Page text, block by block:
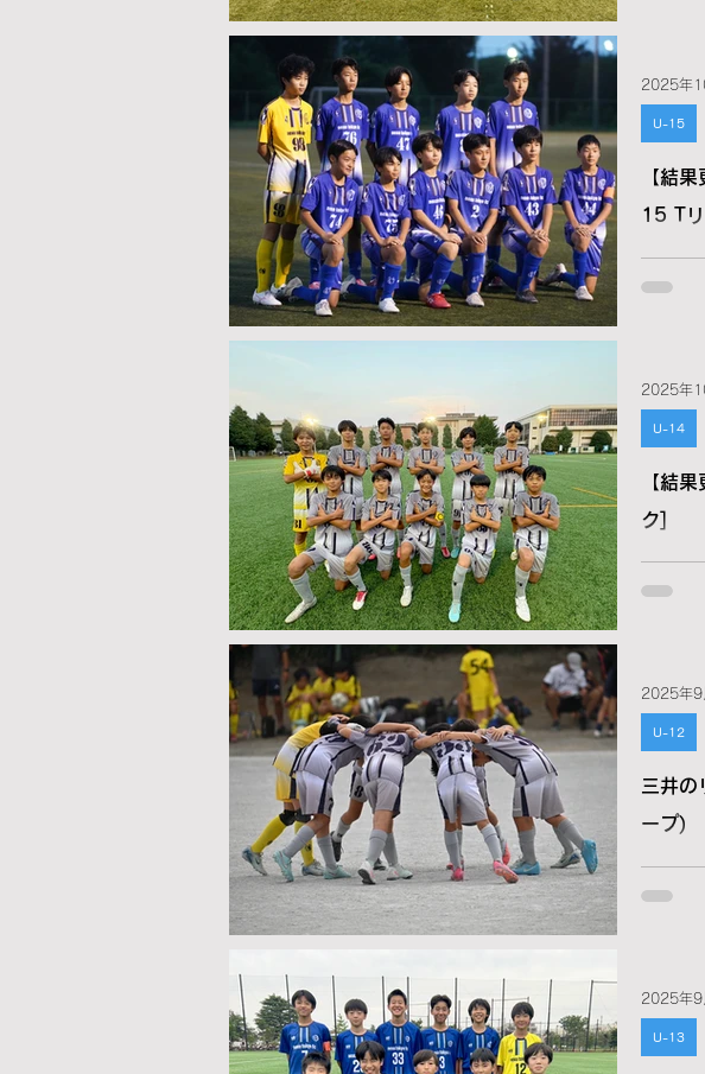
【結
15 Tリ
U-15
2025年
【結
ク]
U-14
2025年
三井
ープ)
U-12
2025年9
U-13
2025年9